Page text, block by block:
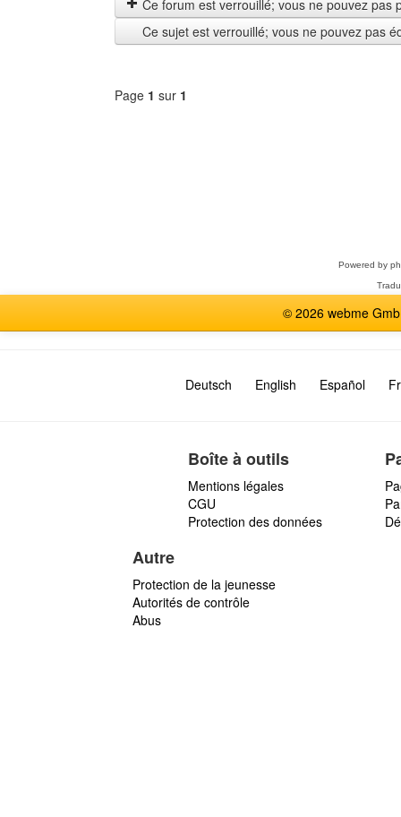
depuis
Ce forum est verrouillé; vous ne pouvez pas
Ce sujet est verrouillé; vous ne pouvez pas
Page 1 sur 1
Powered by
© 2026 webme
Deutsch English Español
Boîte à outils
Mentions légales
CGU
Protection des données
Autre
Protection de la jeunesse
Autorités de contrôle
Abus